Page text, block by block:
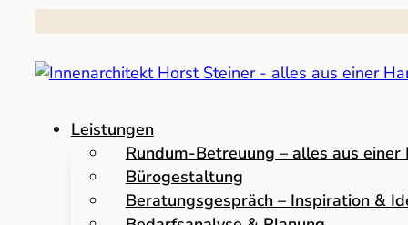
Leistungen
Rundum-Betreuung – alles aus einer
Bürogestaltung
Beratungsgespräch – Inspiration &